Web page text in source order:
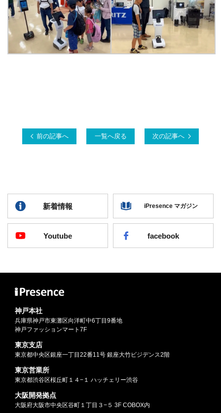
前の記事へ 一覧へ戻る 次の記事へ
新着情報 iPresence マガジン
Youtube facebook
神戸本社
兵庫県神戸市東灘区向洋町中6丁目9番地
神戸ファッションマート7F
東京支店
東京都中央区銀座一丁目22番11号 銀座大竹ビジデンス2階
東京営業所
東京都渋谷区桜丘町１４−１ ハッチェリー渋谷
大阪開発拠点
大阪府大阪市中央区谷町１丁目３−５ 3F COBOX内